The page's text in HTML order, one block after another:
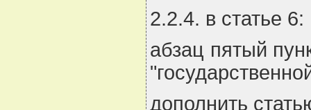
2.2.4. в статье 6:
абзац пятый
дополнить